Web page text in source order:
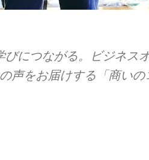
びに​つながる。​ビジネス
声を​お届けする​「商いの​